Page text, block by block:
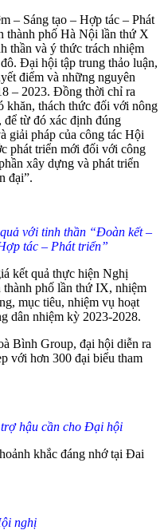
– Sáng tạo – Hợp tác – Phát
thành phố Hà Nội lần thứ X
thần và ý thức trách nhiệm
Đại hội tập trung thảo luận,
điểm và những nguyên
– 2023. Đồng thời chỉ ra
khăn, thách thức đối với nông
để từ đó xác định đúng
giải pháp của công tác Hội
phát triển mới đối với công
xây dựng và phát triển
đại”.
với tinh thần “Đoàn kết –
tác – Phát triển”
kết quả thực hiện Nghị
phố lần thứ IX, nhiệm
mục tiêu, nhiệm vụ hoạt
dân nhiệm kỳ 2023-2028.
Bình Group, đại hội diễn ra
với hơn 300 đại biểu tham
hậu cần cho Đại hội
khắc đáng nhớ tại Đai
nghị